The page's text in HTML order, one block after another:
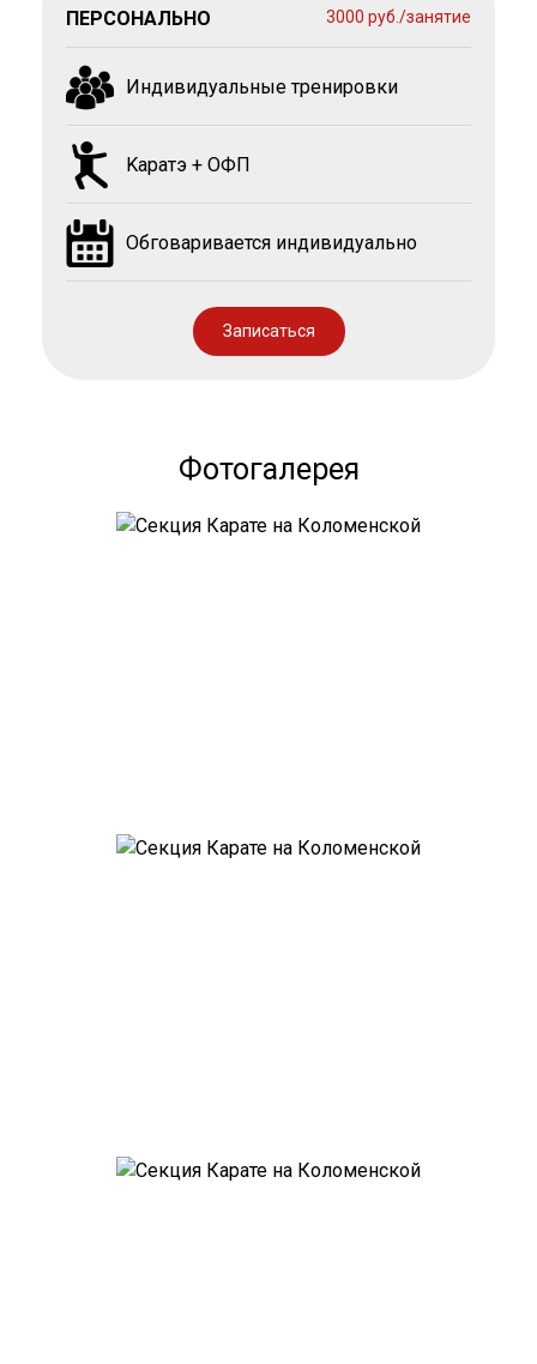
ПЕРСОНАЛЬНО 3000 руб./занятие
Индивидуальные тренировки
Kаратэ + ОФП
Обговаривается индивидуально
Записаться
Фотогалерея